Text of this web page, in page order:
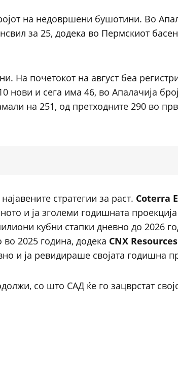
на недовршени бушотини. Во
за 25, додека во Пермскиот
На почетокот на август беа
нови и сега има 46, во Апалачија
на 251, од претходните 290 во
стратегии за раст. Coterra
и ја зголеми годишната
кубни стапки дневно до 2026
2025 година, додека CNX Resources
и ја ревидираше својата годишна
со што САД ќе го зацврстат